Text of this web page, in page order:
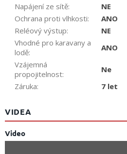
Napájení ze sítě:
NE
Ochrana proti vlhkosti:
ANO
Reléový výstup:
NE
Vhodné pro karavany a
lodě:
ANO
Vzájemná
propojitelnost:
Ne
Záruka: 7 let
VIDEA
Video